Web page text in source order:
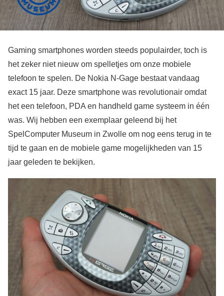
Gaming smartphones worden steeds populairder, toch is
het zeker niet nieuw om spelletjes om onze mobiele
telefoon te spelen. De Nokia N-Gage bestaat vandaag
exact 15 jaar. Deze smartphone was revolutionair omdat
het een telefoon, PDA en handheld game systeem in één
was. Wij hebben een exemplaar geleend bij het
SpelComputer Museum in Zwolle om nog eens terug in te
tijd te gaan en de mobiele game mogelijkheden van 15
jaar geleden te bekijken.